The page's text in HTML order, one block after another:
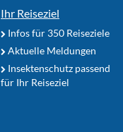
Ihr Reiseziel
Infos für 350 Reiseziele
Aktuelle Meldungen
Insektenschutz passend
für Ihr Reiseziel